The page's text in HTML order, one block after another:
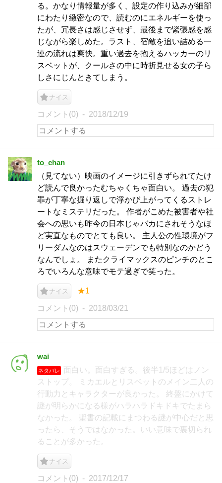
る。かなり情報量が多く、設定の作り込みが細部
にわたり緻密なので、読むのにエネルギーを使っ
たが、冗長さは感じさせず、最後まで緊張感を感
じながら楽しめた。ラスト、宿敵を追い詰める一
連の流れは爽快。重い過去を抱えるハッカーのリ
スベットが、クールさの中に時折見せる女の子ら
しさにじんときてしまう。
ナイス
コメント(0) 2018/12/19
to_chan
（見てない）映画のイメージに引きずられてたけ
ど読んで良かったむちゃくちゃ面白い。 過去の犯
罪が丁寧な掘り返しで浮かび上がってくるストレ
ートなミステリだった。 作者がこめた被害者や社
会への思いも昨今の日本じゃバカにされそうなほ
ど実直なものでとても良い。 主人公の性環境がフ
リーダムなのはスウェーデンでも特別なのかどう
なんでしょ。 またクライマックスのピンチのとこ
ろでいろんな意味でモテ過ぎで笑った。
ナイス ★1
コメント(0) 2018/03/21
wai
ネタバレ
面白い。面白すぎる。後半1/5ほどはノン
ストップ。 ミカエルとリスベットのメイン二人の
行動力とキャラクターが良かった。 終盤にかけて
謎が明らかになる様がハラハラドキドキでたまら
なかった。 聖書の記載にまつわる謎が中心だと思
ったら、そうではなかった。いい意味で裏切られ
ることが多かった。
ナイス
コメント(0) 2017/12/17